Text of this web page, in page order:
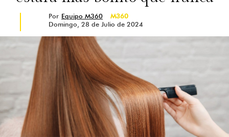
Por Equipo M360
M360
Domingo, 28 de Julio de 2024